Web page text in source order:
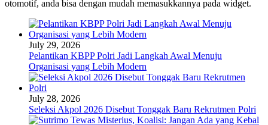
otomotif, anda bisa dengan mudah memasukkannya pada widget.
July 29, 2026
Pelantikan KBPP Polri Jadi Langkah Awal Menuju
Organisasi yang Lebih Modern
July 28, 2026
Seleksi Akpol 2026 Disebut Tonggak Baru Rekrutmen Polri